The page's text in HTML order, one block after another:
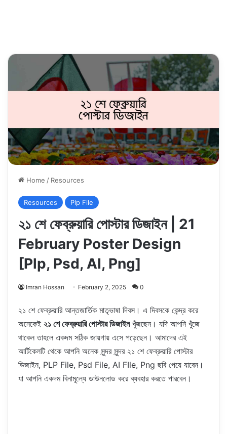
Home / Resources
Resources Plp File
২১ শে ফেব্রুয়ারি পোস্টার ডিজাইন | 21
February Poster Design
[Plp, Psd, AI, Png]
Imran Hossan February 2, 2025 0
২১ শে ফেব্রুয়ারি আন্তজার্তিক মাতৃভাষা দিবস। এ দিবসকে কেন্দ্র করে
অনেকেই ২১ শে ফেব্রুয়ারি পোস্টার ডিজাইনখুঁজছেন। যদি আপনি খুঁজে
থাকেন তাহলে একদম সঠিক জায়গায় এসে পড়েছেন। আমাদের এই
আর্টিকেলটি থেকে আপনি অনেক সুন্দর সুন্দর ২১ শে ফেব্রুয়ারি পোস্টার
ডিজাইন, PLP File, Psd File, AI FIle, Png ছবি পেয়ে যাবেন।
যা আপনি একদম বিনামূল্যে ডাউনলোড করে ব্যবহার করতে পারবেন।